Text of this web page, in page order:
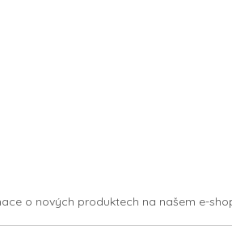
o nových produktech na našem e-